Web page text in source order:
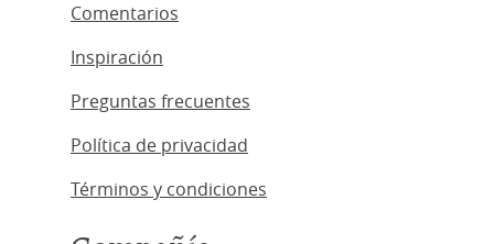
Comentarios
Inspiración
Preguntas frecuentes
Política de privacidad
Términos y condiciones